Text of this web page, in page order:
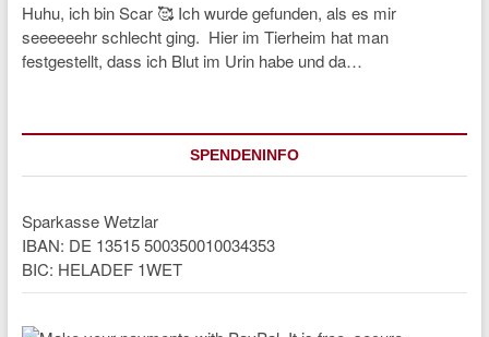
Huhu, ich bin Scar 🥰 Ich wurde gefunden, als es mir
seeeeeehr schlecht ging. Hier im Tierheim hat man
festgestellt, dass ich Blut im Urin habe und da…
SPENDENINFO
Sparkasse Wetzlar
IBAN: DE 13515 500350010034353
BIC: HELADEF 1WET